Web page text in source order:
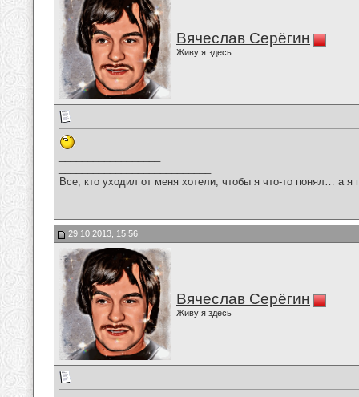
Вячеслав Серёгин
Живу я здесь
Все, кто уходил от меня хотели, чтобы я что-то понял… а
29.10.2013, 15:56
Вячеслав Серёгин
Живу я здесь